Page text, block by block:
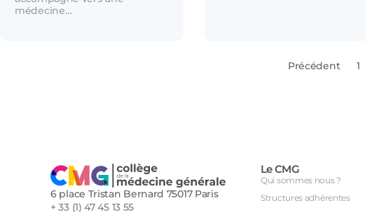
médecine…
Précédent 1
6 place Tristan Bernard 75017 Paris
+ 33 (1) 47 45 13 55
Le CMG
Qui sommes nous ?
Structures adhérentes